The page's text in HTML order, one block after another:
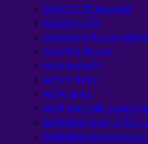
คอร์สขาว ใส เฉพาะจุด
คอร์สผิวขาวใส
คอร์สยกกระชับ สลายไขมัน
คอร์สรักษาคีลอยส์
คอร์สลบรอยสัก
คอร์สกำจัดขน
คอร์สปลูกผม
คอร์ส Body Slim & Body
คอร์สศัลยกรรมตา 2 ชั้น / เ
คอร์สศัลยกรรมปากบาง ป